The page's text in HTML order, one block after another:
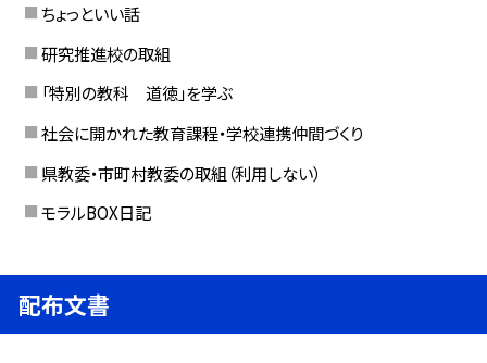
ちょっといい話
研究推進校の取組
「特別の教科 道徳」を学ぶ
社会に開かれた教育課程・学校連携仲間づくり
県教委・市町村教委の取組（利用しない）
モラルBOX日記
配布文書